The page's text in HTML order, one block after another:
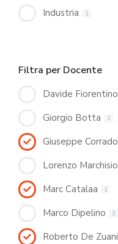
Industria 1
Filtra per Docente
Davide Fiorentino
Giorgio Botta 1
Giuseppe Corrado
Lorenzo Marchisio
Marc Catalaa 1
Marco Dipelino 3
Roberto De Zuani